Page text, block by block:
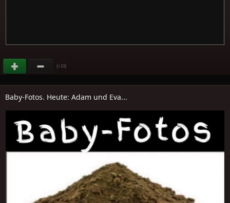
(+23)
Baby-Fotos. Heute: Adam und Eva...